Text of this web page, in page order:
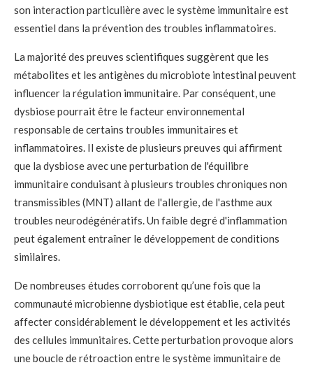
son interaction particulière avec le système immunitaire est
essentiel dans la prévention des troubles inflammatoires.
La majorité des preuves scientifiques suggèrent que les
métabolites et les antigènes du microbiote intestinal peuvent
influencer la régulation immunitaire. Par conséquent, une
dysbiose pourrait être le facteur environnemental
responsable de certains troubles immunitaires et
inflammatoires. Il existe de plusieurs preuves qui affirment
que la dysbiose avec une perturbation de l'équilibre
immunitaire conduisant à plusieurs troubles chroniques non
transmissibles (MNT) allant de l'allergie, de l'asthme aux
troubles neurodégénératifs. Un faible degré d'inflammation
peut également entraîner le développement de conditions
similaires.
De nombreuses études corroborent qu’une fois que la
communauté microbienne dysbiotique est établie, cela peut
affecter considérablement le développement et les activités
des cellules immunitaires. Cette perturbation provoque alors
une boucle de rétroaction entre le système immunitaire de